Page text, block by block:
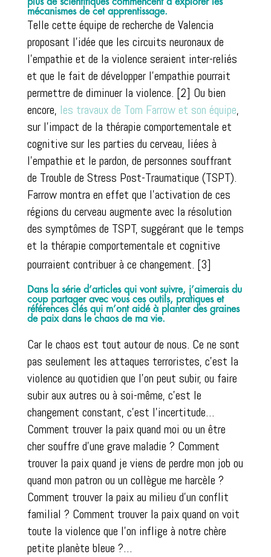
plus de scientifiques commencent à explorer les
mécanismes de cet apprentissage.
Telle cette équipe de recherche de Valencia
proposant l’idée que les circuits neuronaux de
l’empathie et de la violence seraient inter-reliés
et que le fait de développer l’empathie pourrait
permettre de diminuer la violence. [2] Ou bien
encore, les travaux de Tom Farrow et son équipe,
sur l’impact de la thérapie comportementale et
cognitive sur les parties du cerveau, liées à
l’empathie et le pardon, de personnes souffrant
de Trouble de Stress Post-Traumatique (TSPT).
Farrow montra en effet que l’activation de ces
régions du cerveau augmente avec la résolution
des symptômes de TSPT, suggérant que le temps
et la thérapie comportementale et cognitive
pourraient contribuer à ce changement. [3]
Dans la série d’articles qui vont suivre, j’aimerais du
coup partager avec vous ces outils, pratiques et
références clés qui m’ont aidé à planter des graines
de paix dans le chaos de ma vie.
Car le chaos est tout autour de nous. Ce ne sont
pas seulement les attaques terroristes, c’est la
violence au quotidien que l’on peut subir, ou faire
subir aux autres ou à soi-même, c’est le
changement constant, c’est l’incertitude…
Comment trouver la paix quand moi ou un être
cher souffre d’une grave maladie ? Comment
trouver la paix quand je viens de perdre mon job ou
quand mon patron ou un collègue me harcèle ?
Comment trouver la paix au milieu d’un conflit
familial ? Comment trouver la paix quand on voit
toute la violence que l’on inflige à notre chère
petite planète bleue ?…